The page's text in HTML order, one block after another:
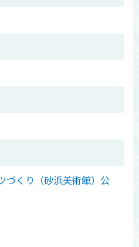
づくり（砂浜美術館）公